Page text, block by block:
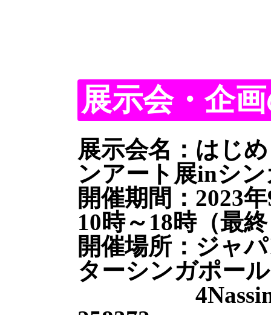
展示会・企
展示会名：はじ
ンアート展inシ
開催期間：2023
10時～18時（最
開催場所：ジャ
ターシンガポール
4Nassim